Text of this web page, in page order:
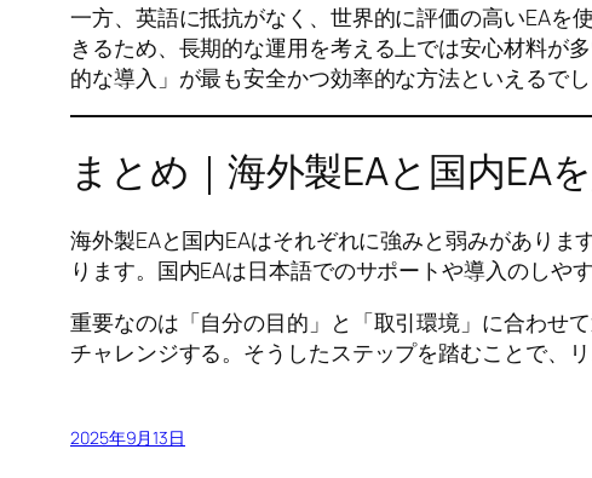
一方、英語に抵抗がなく、世界的に評価の高いEAを
きるため、長期的な運用を考える上では安心材料が
的な導入」が最も安全かつ効率的な方法といえるでし
まとめ｜海外製EAと国内EA
海外製EAと国内EAはそれぞれに強みと弱みがあり
ります。国内EAは日本語でのサポートや導入のしや
重要なのは「自分の目的」と「取引環境」に合わせ
チャレンジする。そうしたステップを踏むことで、
2025年9月13日